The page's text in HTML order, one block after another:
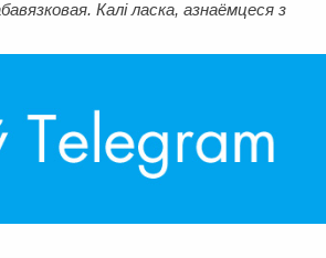
Калі ласка, азнаёмцеся з